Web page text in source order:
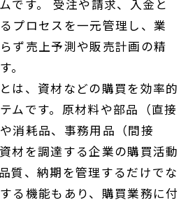
です。 受注や請求、入金と
プロセスを一元管理し、業
ず売上予測や販売計画の精
。
は、資材などの購買を効率的
ムです。原材料や部品（直接
消耗品、事務用品（間接
材を調達する企業の購買活動
質、納期を管理するだけでな
る機能もあり、購買業務に付